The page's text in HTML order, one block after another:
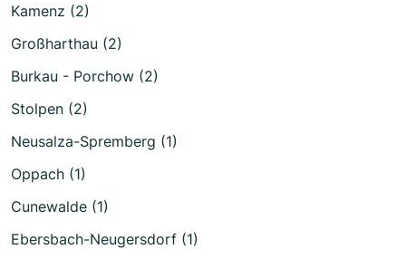
Kamenz (2)
Großharthau (2)
Burkau - Porchow (2)
Stolpen (2)
Neusalza-Spremberg (1)
Oppach (1)
Cunewalde (1)
Ebersbach-Neugersdorf (1)